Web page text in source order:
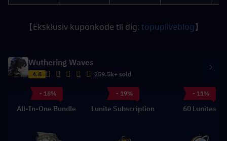
【Eksklusiv kuponkode til dig: topupliveblog】
Wuthering Waves
4.8 259.5k+ sold
- 18%
All-In-One Bundle
- 19%
Lunite Subscription
- 11%
60 Lunites